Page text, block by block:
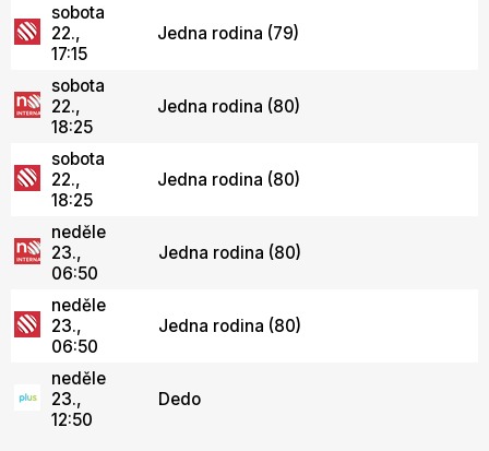
sobota
22.,
17:15
Jedna rodina (79)
sobota
22.,
18:25
Jedna rodina (80)
sobota
22.,
18:25
Jedna rodina (80)
neděle
23.,
06:50
Jedna rodina (80)
neděle
23.,
06:50
Jedna rodina (80)
neděle
23.,
12:50
Dedo